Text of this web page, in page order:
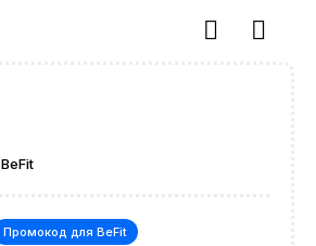
BeFit
Промокод для BeFit